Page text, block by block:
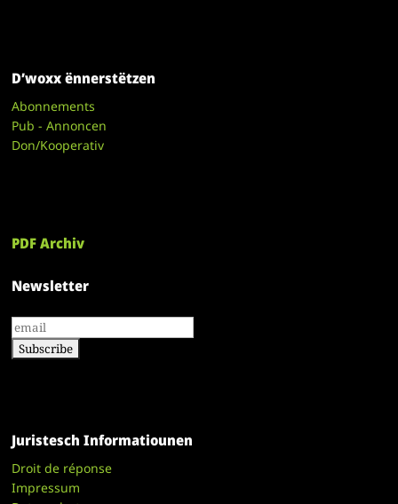
D’woxx ënnerstëtzen
Abonnements
Pub - Annoncen
Don/Kooperativ
PDF Archiv
Newsletter
Juristesch Informatiounen
Droit de réponse
Impressum